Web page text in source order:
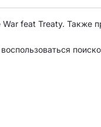
War feat Treaty.